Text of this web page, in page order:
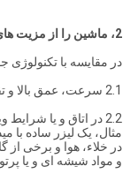
2، ماشین را از مزیت های اصلی:
در مقایسه با
2.1 سرعت، عمق بالا و تقریبا بدون تغییر شکل.
2.2 در اتاق و یا
مثال، یک لیزر ساده با
در خلاء، هوا و برخی
و مواد شیشه ای و یا